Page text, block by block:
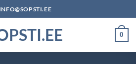
INFO@SOPSTI.EE
0